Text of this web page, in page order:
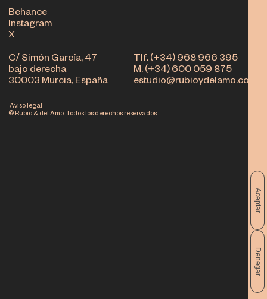
Aceptar
Denegar
Tlf. (+34) 968 966 395
M. (+34) 600 059 875
estudio@rubioydelamo.com
C/ Simón García, 47
bajo derecha
30003 Murcia, España
Behance
Instagram
X
© Rubio & del Amo. Todos los derechos reservados.
Aviso legal